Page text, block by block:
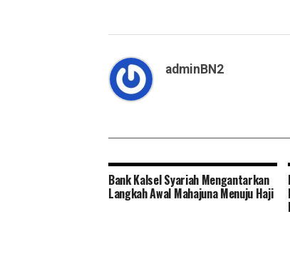
adminBN2
Bank Kalsel Syariah Mengantarkan
Langkah Awal Mahajuna Menuju Haji